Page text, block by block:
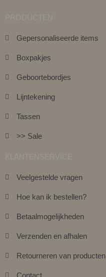
PRODUCTEN
Gepersonaliseerde items
Boxpakjes
Geboortebordjes
Lijntekening
Tassen
>> Sale
KLANTENSERVICE
Veelgestelde vragen
Hoe kan ik bestellen?
Betaalmogelijkheden
Verzenden en afhalen
Retourneren van producten